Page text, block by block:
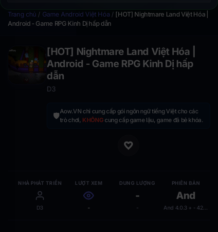
Trang chủ / Game Android Việt Hóa / [HOT] Nightmare Land Việt Hóa |
Android - Game RPG Kinh Dị hấp dẫn
[HOT] Nightmare Land Việt Hóa |
Android - Game RPG Kinh Dị hấp
dẫn
D3
🛡️Aow.VN chỉ cung cấp gói ngôn ngữ tiếng Việt cho các
trò chơi, KHÔNGcung cấp game lậu, game đã bẻ khóa.
NHÀ PHÁT TRIỂN
D3
LƯỢT XEM
-
DUNG LƯỢNG
-
-
PHIÊN BẢN
And
And 4.0.3 + - 42.75 MB